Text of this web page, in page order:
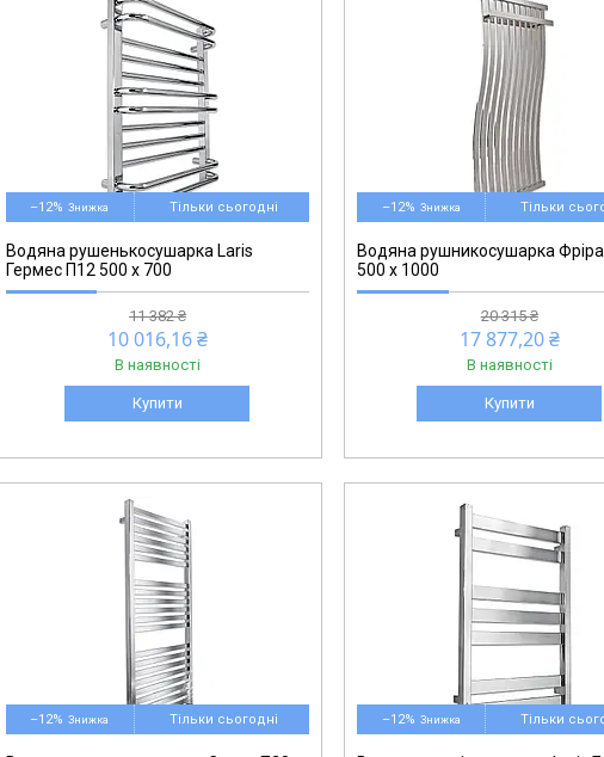
–12% Тільки сьогодні
Водяна рушенькосушарка Laris
Гермес П12 500 х 700
11 382 ₴
10 016,16 ₴
В наявності
Купити
–12% Тільки
Водяна рушникосушарка
500 х 1000
20 315 ₴
17 877,20 ₴
В наявності
Купити
–12% Тільки сьогодні
73207180
–12% Тільки